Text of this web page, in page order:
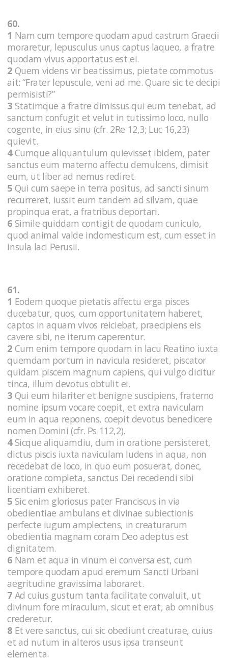
60.
1 Nam cum tempore quodam apud castrum Graecii
moraretur, lepusculus unus captus laqueo, a fratre
quodam vivus apportatus est ei.
2 Quem videns vir beatissimus, pietate commotus
ait: “Frater lepuscule, veni ad me. Quare sic te decipi
permisisti?”
3 Statimque a fratre dimissus qui eum tenebat, ad
sanctum confugit et velut in tutissimo loco, nullo
cogente, in eius sinu (cfr. 2Re 12,3; Luc 16,23)
quievit.
4Cumque aliquantulum quievisset ibidem, pater
sanctus eum materno affectu demulcens, dimisit
eum, ut liber ad nemus rediret.
5 Qui cum saepe in terra positus, ad sancti sinum
recurreret, iussit eum tandem ad silvam, quae
propinqua erat, a fratribus deportari.
6 Simile quiddam contigit de quodam cuniculo,
quod animal valde indomesticum est, cum esset in
insula laci Perusii.
61.
1 Eodem quoque pietatis affectu erga pisces
ducebatur, quos, cum opportunitatem haberet,
captos in aquam vivos reiciebat, praecipiens eis
cavere sibi, ne iterum caperentur.
2 Cum enim tempore quodam in lacu Reatino iuxta
quemdam portum in navicula resideret, piscator
quidam piscem magnum capiens, qui vulgo dicitur
tinca, illum devotus obtulit ei.
3 Qui eum hilariter et benigne suscipiens, fraterno
nomine ipsum vocare coepit, et extra naviculam
eum in aqua reponens, coepit devotus benedicere
nomen Domini (cfr. Ps 112,2).
4Sicque aliquamdiu, dum in oratione persisteret,
dictus piscis iuxta naviculam ludens in aqua, non
recedebat de loco, in quo eum posuerat, donec,
oratione completa, sanctus Dei recedendi sibi
licentiam exhiberet.
5 Sic enim gloriosus pater Franciscus in via
obedientiae ambulans et divinae subiectionis
perfecte iugum amplectens, in creaturarum
obedientia magnam coram Deo adeptus est
dignitatem.
6 Nam et aqua in vinum ei conversa est, cum
tempore quodam apud eremum Sancti Urbani
aegritudine gravissima laboraret.
7 Ad cuius gustum tanta facilitate convaluit, ut
divinum fore miraculum, sicut et erat, ab omnibus
crederetur.
8 Et vere sanctus, cui sic obediunt creaturae, cuius
et ad nutum in alteros usus ipsa transeunt
elementa.